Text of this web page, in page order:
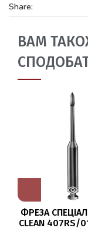
Share:
ВАМ
ФРЕЗА
CLEAN 407RS/